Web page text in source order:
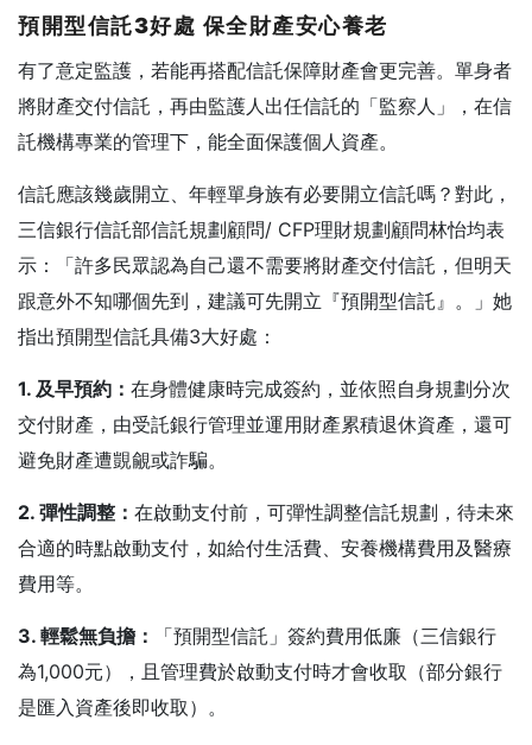
預開型信託3好處 保全財產安心養老
有了意定監護，若能再搭配信託保障財產會更完善。單身者
將財產交付信託，再由監護人出任信託的「監察人」，在信
託機構專業的管理下，能全面保護個人資產。
信託應該幾歲開立、年輕單身族有必要開立信託嗎？對此，
三信銀行信託部信託規劃顧問/ CFP理財規劃顧問林怡均表
示：「許多民眾認為自己還不需要將財產交付信託，但明天
跟意外不知哪個先到，建議可先開立『預開型信託』。」她
指出預開型信託具備3大好處：
1. 及早預約： 在身體健康時完成簽約，並依照自身規劃分次
交付財產，由受託銀行管理並運用財產累積退休資產，還可
避免財產遭覬覦或詐騙。
2. 彈性調整： 在啟動支付前，可彈性調整信託規劃，待未來
合適的時點啟動支付，如給付生活費、安養機構費用及醫療
費用等。
3. 輕鬆無負擔：
「預開型信託」簽約費用低廉（三信銀行
為1,000元），且管理費於啟動支付時才會收取（部分銀行
是匯入資產後即收取）。